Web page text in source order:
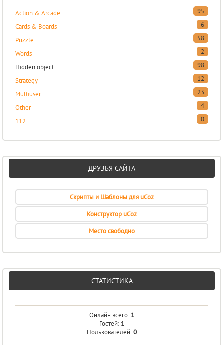
Action & Arcade
95
Cards & Boards
6
Puzzle
58
Words
2
Hidden object
98
Strategy
12
Multiuser
23
Other
4
112
0
ДРУЗЬЯ САЙТА
Скрипты и Шаблоны для uCoz
Конструктор uCoz
Место свободно
СТАТИСТИКА
Онлайн всего: 1
Гостей: 1
Пользователей:0